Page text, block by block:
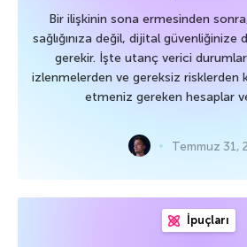
Bir ilişkinin sona ermesinden
sağlığınıza değil, dijital
gerekir. İşte utanç verici
izlenmelerden ve gereksiz risklerden
etmeniz gereken hesaplar
Temmuz 31,
İpuçları